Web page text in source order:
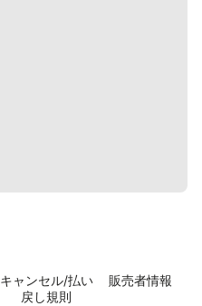
キャンセル/払い
戻し規則
販売者情報